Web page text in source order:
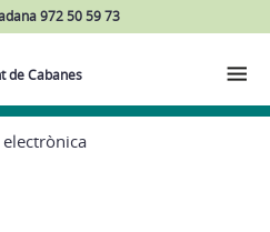
972 50 59 73
de Cabanes
electrònica